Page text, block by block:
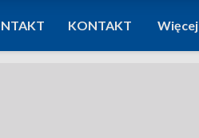
KONTAKT Więcej